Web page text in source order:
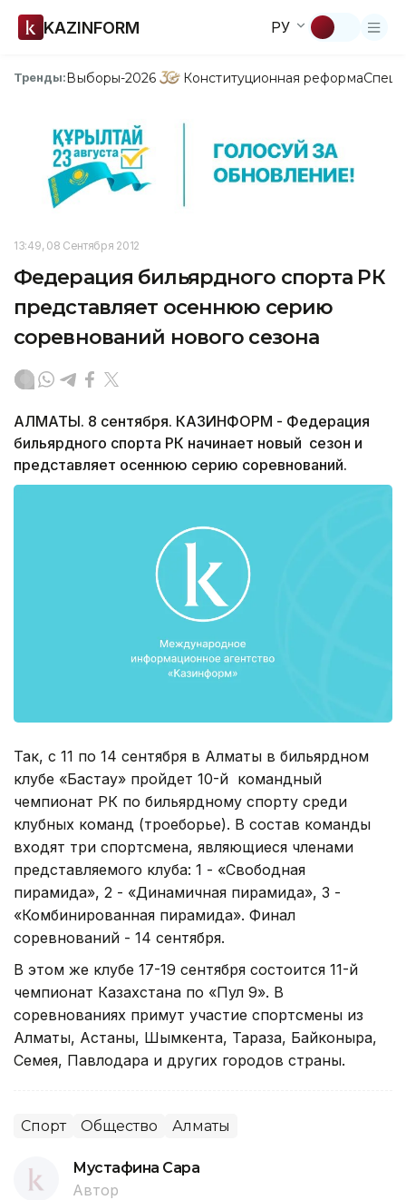
KAZINFORM РУ
Тренды:Выборы-2026 Конституционная реформа
13:49, 08 Сентября 2012
Федерация бильярдного спорта РК
представляет осеннюю серию
соревнований нового сезона
АЛМАТЫ. 8 сентября. КАЗИНФОРМ - Федерация
бильярдного спорта РК начинает новый сезон и
представляет осеннюю серию соревнований.
Так, с 11 по 14 сентября в Алматы в бильярдном
клубе «Бастау» пройдет 10-й командный
чемпионат РК по бильярдному спорту среди
клубных команд (троеборье). В состав команды
входят три спортсмена, являющиеся членами
представляемого клуба: 1 - «Свободная
пирамида», 2 - «Динамичная пирамида», 3 -
«Комбинированная пирамида». Финал
соревнований - 14 сентября.
В этом же клубе 17-19 сентября состоится 11-й
чемпионат Казахстана по «Пул 9». В
соревнованиях примут участие спортсмены из
Алматы, Астаны, Шымкента, Тараза, Байконыра,
Семея, Павлодара и других городов страны.
Спорт Общество Алматы
Мустафина Сара
Автор